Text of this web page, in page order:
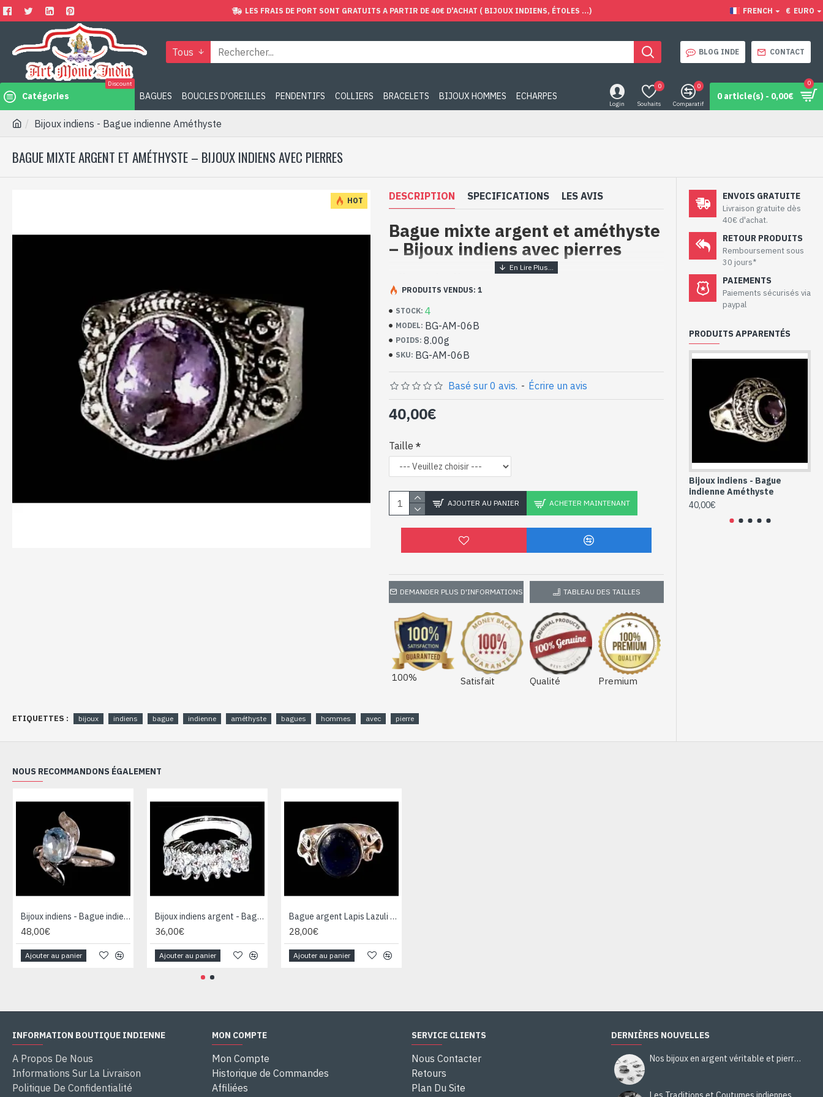
LES FRAIS DE PORT SONT GRATUITS A PARTIR DE 40€ D'ACHAT ( BIJOUX INDIENS, ÉTOLES ...) FRENCH € EURO
Tous BLOG INDE CONTACT
Catégories
Discount
BAGUES BOUCLES D'OREILLES PENDENTIFS COLLIERS BRACELETS BIJOUX HOMMES ECHARPES
Login Souhaits
0
Comparatif
0
0 article(s) - 0,00€
0
Bijoux indiens - Bague indienne Améthyste
BAGUE MIXTE ARGENT ET AMÉTHYSTE – BIJOUX INDIENS AVEC PIERRES
HOT DESCRIPTION SPECIFICATIONS LES AVIS
Bague mixte argent et améthyste
– Bijoux indiens avec pierres
Bijoux indiens artisanaux - Bague
argent massif et Améthyste
- Bague en argent véritable 925/1000
- Faite à Jaipur ( INDE )
- Pierre sertie, taillée à la main, forme ovale
- Taille de la pierre : 14mm x 10mm approx
-Livrée avec un petit sac artisanal
Bague indienne argent et Améthyste
naturelle de forme ovale (BG-AM-06B)
STOCK: 4
MODEL: BG-AM-06B
POIDS: 8.00g
SKU: BG-AM-06B
PRODUITS VENDUS: 1
Basé sur 0 avis. - Écrire un avis
40,00€
Taille
AJOUTER AU PANIER ACHETER MAINTENANT
DEMANDER PLUS D'INFORMATIONS TABLEAU DES TAILLES
100% Satisfait Qualité Premium
ETIQUETTES : bijoux indiens bague indienne améthyste bagues hommes avec pierre
ENVOIS GRATUITE
Livraison gratuite dès
40€ d'achat.
RETOUR PRODUITS
Remboursement sous
30 jours*
PAIEMENTS
Paiements sécurisés via
paypal
PRODUITS APPARENTÉS
Bijoux indiens - Bague
indienne Améthyste
40,00€
NOUS RECOMMANDONS ÉGALEMENT
Bijoux indiens - Bague indienne rhodiée Topaze
48,00€
Ajouter au panier
Bijoux indiens argent - Bague indienne oxyde de Zirconium
36,00€
Ajouter au panier
Bague argent Lapis Lazuli - Bijoux Inde - Bijoux indiens
28,00€
Ajouter au panier
INFORMATION BOUTIQUE INDIENNE
A Propos De Nous
Informations Sur La Livraison
Politique De Confidentialité
MON COMPTE
Mon Compte
Historique de Commandes
Affiliées
SERVICE CLIENTS
Nous Contacter
Retours
Plan Du Site
DERNIÈRES NOUVELLES
Nos bijoux en argent véritable et pierres naturelles